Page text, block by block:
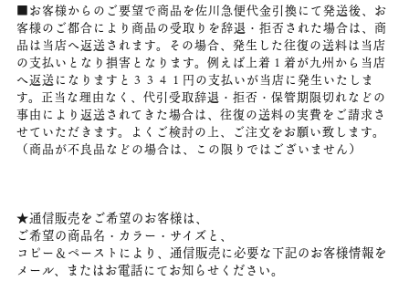
■お客様からのご要望で商品を佐川急便代金引換にて発送後、お
客様のご都合により商品の受取りを辞退・拒否された場合は、商
品は当店へ返送されます。その場合、発生した往復の送料は当店
の支払いとなり損害となります。例えば上着１着が九州から当店
へ返送になりますと３３４１円の支払いが当店に発生いたしま
す。正当な理由なく、代引受取辞退・拒否・保管期限切れなどの
事由により返送されてきた場合は、往復の送料の実費をご請求さ
せていただきます。よくご検討の上、ご注文をお願い致します。
（商品が不良品などの場合は、この限りではございません）
★通信販売をご希望のお客様は、
ご希望の商品名・カラー・サイズと、
コピー＆ペーストにより、通信販売に必要な下記のお客様情報を
メール、またはお電話にてお知らせください。